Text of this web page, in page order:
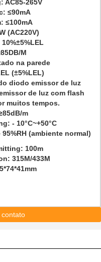
AC85-265V
≤90mA
≤100mA
(AC220V)
M
na parede
(±5%LEL)
diodo emissor de luz
de luz com flash
muitos tempos.
m
- 10°C~+50°C
(ambiente normal)
100m
315M/433M